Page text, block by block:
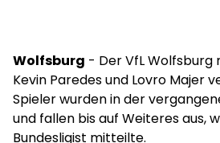
Wolfsburg - Der VfL Wolfsburg
Kevin Paredes und Lovro Majer
Spieler wurden in der
und fallen bis auf Weiteres aus,
Bundesligist mitteilte.